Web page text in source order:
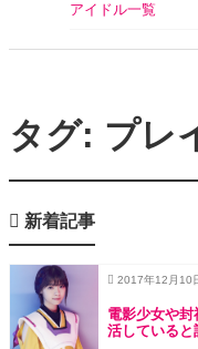
アイドル一覧
タグ: プレ
新着記事
2017年12月10
電影少女や
活していると